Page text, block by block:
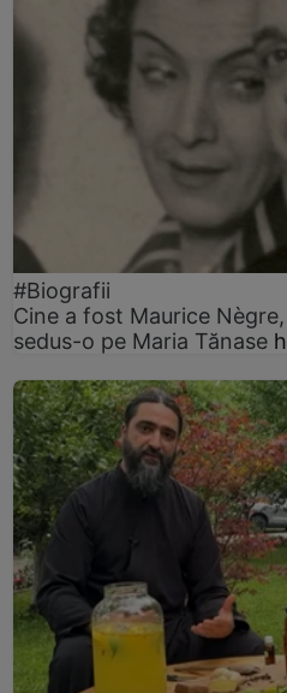
#Biografii
Cine a fost Maurice
sedus-o pe Maria Tănase